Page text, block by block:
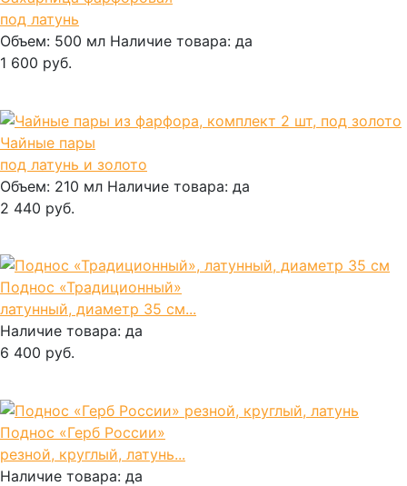
под латунь
Объем: 500 мл Наличие товара: да
1 600 руб.
Чайные пары
под латунь и золото
Объем: 210 мл Наличие товара: да
2 440 руб.
Поднос «Традиционный»
латунный, диаметр 35 см...
Наличие товара: да
6 400 руб.
Поднос «Герб России»
резной, круглый, латунь...
Наличие товара: да